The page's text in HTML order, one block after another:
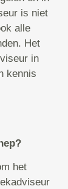
is niet
alle
Het
in
kennis
het